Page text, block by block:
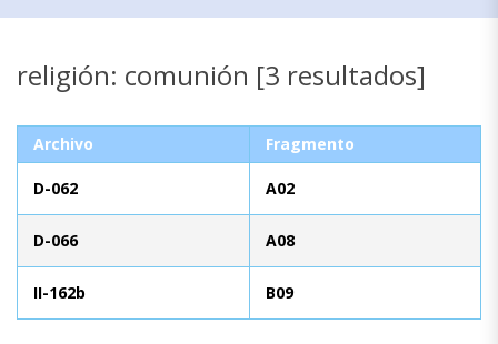
religión: comunión [3 resultados]
Archivo Fragmento
D-062 A02
D-066 A08
II-162b B09